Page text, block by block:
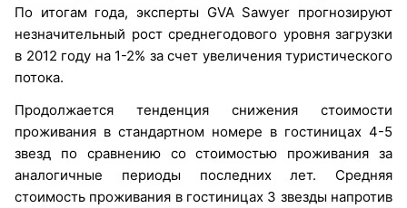
По итогам года, эксперты GVA Sawyer прогнозируют
незначительный рост среднегодового уровня загрузки
в 2012 году на 1-2% за счет увеличения туристического
потока.
Продолжается тенденция снижения стоимости
проживания в стандартном номере в гостиницах 4-5
звезд по сравнению со стоимостью проживания за
аналогичные периоды последних лет. Средняя
стоимость проживания в гостиницах 3 звезды напротив